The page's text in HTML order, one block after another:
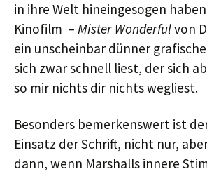
in ihre Welt hineingesogen
Kinofilm – Mister Wonderfulvon
ein unscheinbar dünner
sich zwar schnell liest, der sich
so mir nichts dir nichts wegliest.
Besonders bemerkenswert ist
Einsatz der Schrift, nicht nur,
dann, wenn Marshalls innere